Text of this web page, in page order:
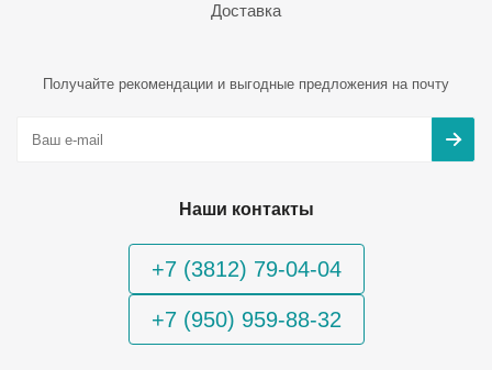
Доставка
Получайте рекомендации и выгодные предложения на почту
Наши контакты
+7 (3812) 79-04-04
+7 (950) 959-88-32